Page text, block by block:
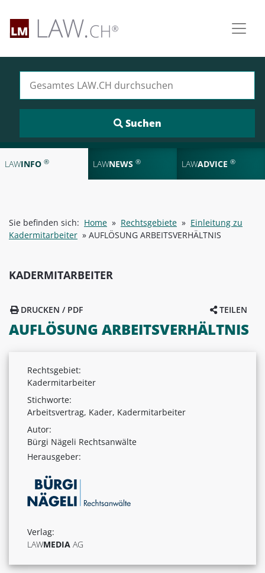
LAWINFO ® LAWNEWS ® LAWADVICE ®
Sie befinden sich: Home » Rechtsgebiete » Einleitung zu
Kadermitarbeiter » AUFLÖSUNG ARBEITSVERHÄLTNIS
KADERMITARBEITER
TEILEN
DRUCKEN / PDF
AUFLÖSUNG ARBEITSVERHÄLTNIS
Rechtsgebiet:
Kadermitarbeiter
Stichworte:
Arbeitsvertrag, Kader, Kadermitarbeiter
Autor:
Bürgi Nägeli Rechtsanwälte
Herausgeber:
Verlag:
LAWMEDIA AG